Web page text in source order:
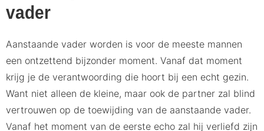
vader
Aanstaande vader worden is voor de meeste mannen
een ontzettend bijzonder moment. Vanaf dat moment
krijg je de verantwoording die hoort bij een echt gezin.
Want niet alleen de kleine, maar ook de partner zal blind
vertrouwen op de toewijding van de aanstaande vader.
Vanaf het moment van de eerste echo zal hij verliefd zijn